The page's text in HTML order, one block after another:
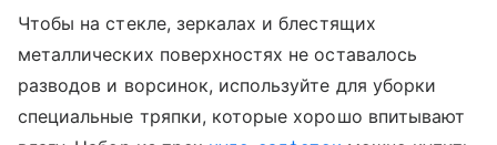
Чтобы на стекле, зеркалах и блестящих
металлических поверхностях не оставалось
разводов и ворсинок, используйте для уборки
специальные тряпки, которые хорошо впитывают